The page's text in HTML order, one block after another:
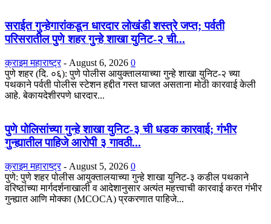
सराईत गुन्हेगारांकडून धारदार लोखंडी शस्त्रे जप्त; पर्वती
परिसरातील पुणे शहर गुन्हे शाखा युनिट-२ ची...
क्राइम महाराष्ट्र - August 6, 2026 0
पुणे शहर (दि. ०६): पुणे पोलीस आयुक्तालयाच्या गुन्हे शाखा युनिट-२ च्या
पथकाने पर्वती पोलीस स्टेशन हद्दीत गस्त घाजत असताना मोठी कारवाई केली
आहे. बेकायदेशीरपणे धारदार...
पुणे पोलिसांच्या गुन्हे शाखा युनिट-३ ची धडक कारवाई; गंभीर
गुन्ह्यातील पाहिजे आरोपी ३ गावठी...
क्राइम महाराष्ट्र - August 5, 2026 0
पुणे: पुणे शहर पोलीस आयुक्तालयाच्या गुन्हे शाखा युनिट-३ कडील पथकाने
वरिष्ठांच्या मार्गदर्शनाखाली व आदेशानुसार अत्यंत महत्त्वाची कारवाई करत गंभीर
गुन्ह्यात आणि मोक्का (MCOCA) प्रकरणात पाहिजे...